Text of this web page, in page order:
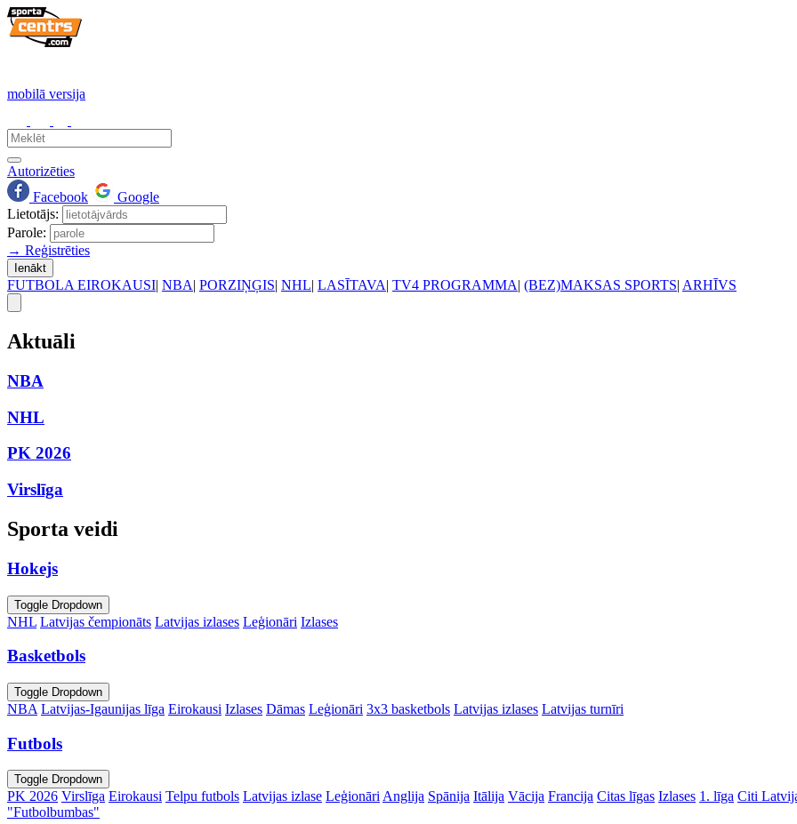
mobilā versija
Autorizēties
Facebook
Google
Lietotājs:
Parole:
→ Reģistrēties
Ienākt
FUTBOLA EIROKAUSI| NBA| PORZIŅĢIS| NHL| LASĪTAVA| TV4 PROGRAMMA| (BEZ)MAKSAS SPORTS| ARHĪVS
Aktuāli
NBA
NHL
PK 2026
Virslīga
Sporta veidi
Hokejs
Toggle Dropdown
NHL Latvijas čempionāts Latvijas izlases Leģionāri Izlases
Basketbols
Toggle Dropdown
NBA Latvijas-Igaunijas līga Eirokausi Izlases Dāmas Leģionāri 3x3 basketbols Latvijas izlases Latvijas turnīri
Futbols
Toggle Dropdown
PK 2026 Virslīga Eirokausi Telpu futbols Latvijas izlase Leģionāri Anglija Spānija Itālija Vācija Francija Citas līgas Izlases 1. līga Citi
"Futbolbumbas"